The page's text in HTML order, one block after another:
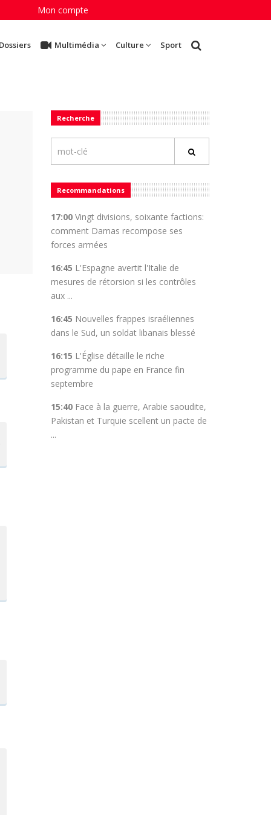
Mon compte
Multimédia Culture Sport
Recherche
Recommandations
17:00Vingt divisions, soixante factions:
comment Damas recompose ses
forces armées
16:45 L'Espagne avertit l'Italie de
mesures de rétorsion si les contrôles
aux ...
16:45 Nouvelles frappes israéliennes
dans le Sud, un soldat libanais blessé
16:15 L'Église détaille le riche
programme du pape en France fin
septembre
15:40Face à la guerre, Arabie saoudite,
Pakistan et Turquie scellent un pacte de
...